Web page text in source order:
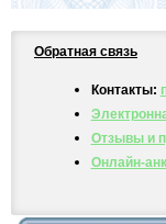
Обратная связь
Контакты:
Отзывы и
Онлайн-